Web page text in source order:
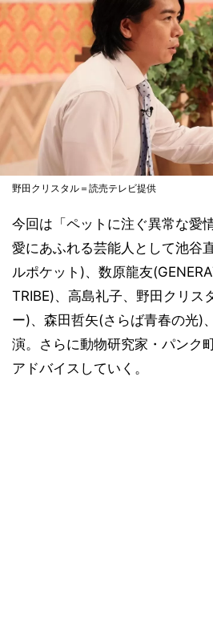
野田クリスタル＝読売テレビ提供
今回は「ペットに注ぐ異常な愛
愛にあふれる芸能人として池谷
ルポケット)、数原龍友
TRIBE)、高島礼子、野田クリス
ー)、森田哲矢(さらば青春の光)
演。さらに動物研究家・パンク
アドバイスしていく。